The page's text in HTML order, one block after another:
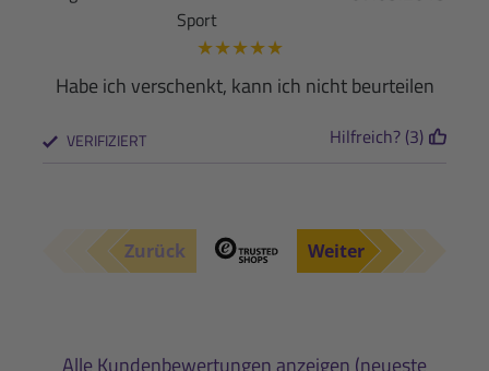
Sport
★★★★★
Habe ich verschenkt, kann ich nicht beurteilen
VERIFIZIERT Hilfreich? (3)
Zurück Weiter
Alle Kundenbewertungen anzeigen (neueste